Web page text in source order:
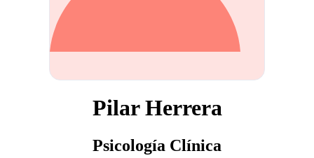
Pilar Herrera
Psicología Clínica